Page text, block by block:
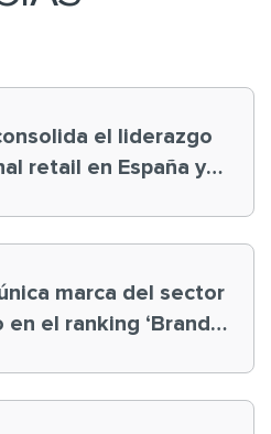
el liderazgo
retail en España y
marca del sector
el ranking ‘Brand